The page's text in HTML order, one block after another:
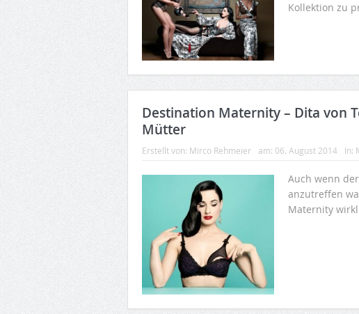
Kollektion zu
Destination Maternity – Dita von
Mütter
Erstellt von: Mirco Rehmeier am: 06. August 2014 In:
Auch wenn
anzutreffen
Maternity